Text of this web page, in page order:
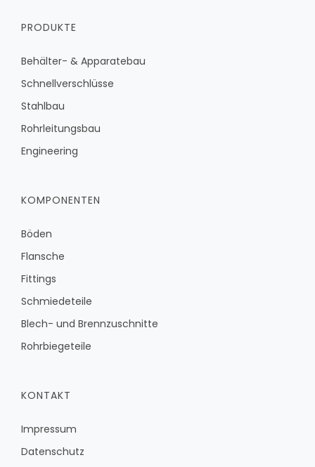
PRODUKTE
Behälter- & Apparatebau
Schnellverschlüsse
Stahlbau
Rohrleitungsbau
Engineering
KOMPONENTEN
Böden
Flansche
Fittings
Schmiedeteile
Blech- und Brennzuschnitte
Rohrbiegeteile
KONTAKT
Impressum
Datenschutz